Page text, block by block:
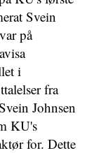
Svein
på
i
fra
Johnsen
KU's
for. Dette